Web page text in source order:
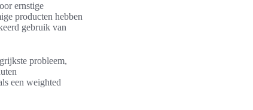
ernstige
producten hebben
gebruik van
probleem,
een weighted